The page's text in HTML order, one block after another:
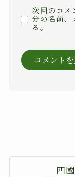
次回のコメ
分の名前、
る。
四